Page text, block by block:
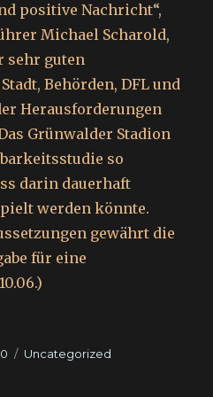
positive Nachricht“,
Michael Scharold,
sehr guten
Behörden, DFL und
Herausforderungen
Grünwalder Stadion
so
darin dauerhaft
werden könnte.
gewährt die
für eine
Kategorien
Uncategorized